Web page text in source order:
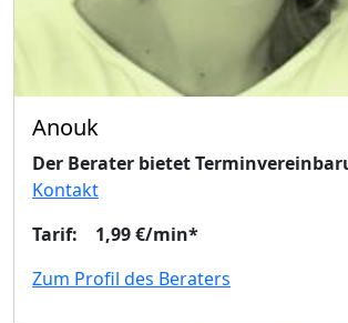
Anouk
Der Berater bietet
Kontakt
Tarif: 1,99 €/min*
Zum Profil des Beraters